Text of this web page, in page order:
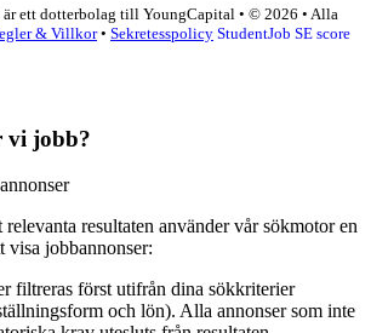
ett dotterbolag till YoungCapital • © 2026 • Alla
& Villkor• Sekretesspolicy StudentJob SE score
vi jobb?
resultaten använder vår sökmotor en
visa jobbannonser:
filtreras först utifrån dina sökkriterier
och lön). Alla annonser som inte